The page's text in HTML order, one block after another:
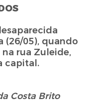
(26/05), quando
rua Zuleide,
capital.
Costa Brito